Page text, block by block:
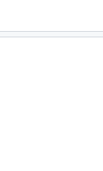
Gli ospiti
su un litorale